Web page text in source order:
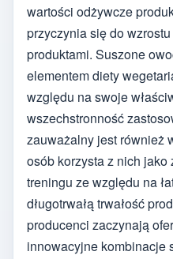
wartości odżywcze
przyczynia się do
produktami. Suszone
elementem diety
względu na swoje
wszechstronność
zauważalny jest również
osób korzysta z nich jako
treningu ze względu na
długotrwałą trwałość
producenci zaczynają
innowacyjne kombinacje